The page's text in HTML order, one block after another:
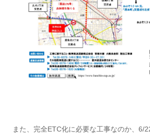
また、完全ETC化に必要な工事なのか、6/